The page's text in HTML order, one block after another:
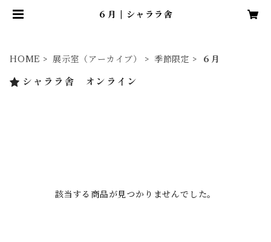
６月 | シャララ舎
HOME 展示室（アーカイブ） 季節限定 ６月
シャララ舎 オンライン
該当する商品が見つかりませんでした。